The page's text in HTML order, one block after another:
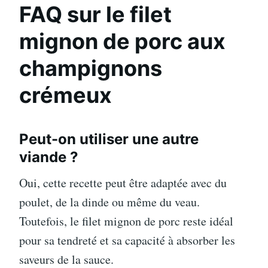
FAQ sur le filet
mignon de porc aux
champignons
crémeux
Peut-on utiliser une autre
viande ?
Oui, cette recette peut être adaptée avec du
poulet, de la dinde ou même du veau.
Toutefois, le filet mignon de porc reste idéal
pour sa tendreté et sa capacité à absorber les
saveurs de la sauce.